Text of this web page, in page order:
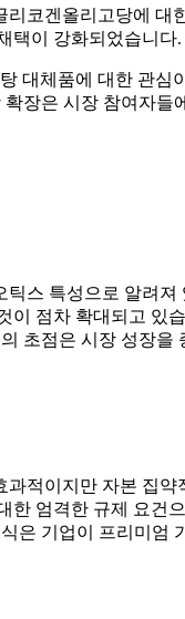
코겐올리고당에 대
택이 강화되었습니다.
대체품에 대한 관심
장은 시장 참여자들
스 특성으로 알려져
이 점차 확대되고 있
초점은 시장 성장을
적이지만 자본 집약
한 엄격한 규제 요건
은 기업이 프리미엄